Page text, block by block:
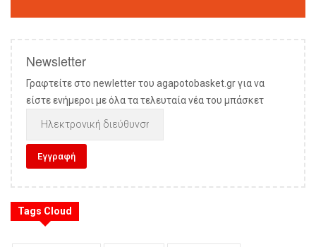
Newsletter
Γραφτείτε στο newletter του agapotobasket.gr για να
είστε ενήμεροι με όλα τα τελευταία νέα του μπάσκετ
Tags Cloud